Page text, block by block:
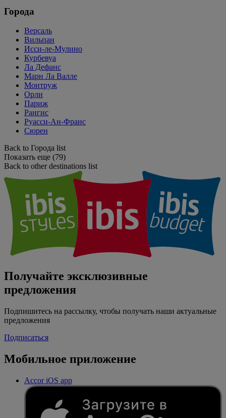
Города
Версаль
Вильпан
Исси-ле-Мулино
Курбевуа
Ла Дефанс
Марн Ла Валле
Монтруж
Орли
Париж
Рангис
Руасси-Ан-Франс
Сюрен
Back to Города list
Показать еще (79)
Back to other destinations list
Получайте эксклюзивные
предложения
Подпишитесь на рассылку, чтобы получать наши актуальные
предложения
Подписаться
Мобильное приложение
Accor iOS app